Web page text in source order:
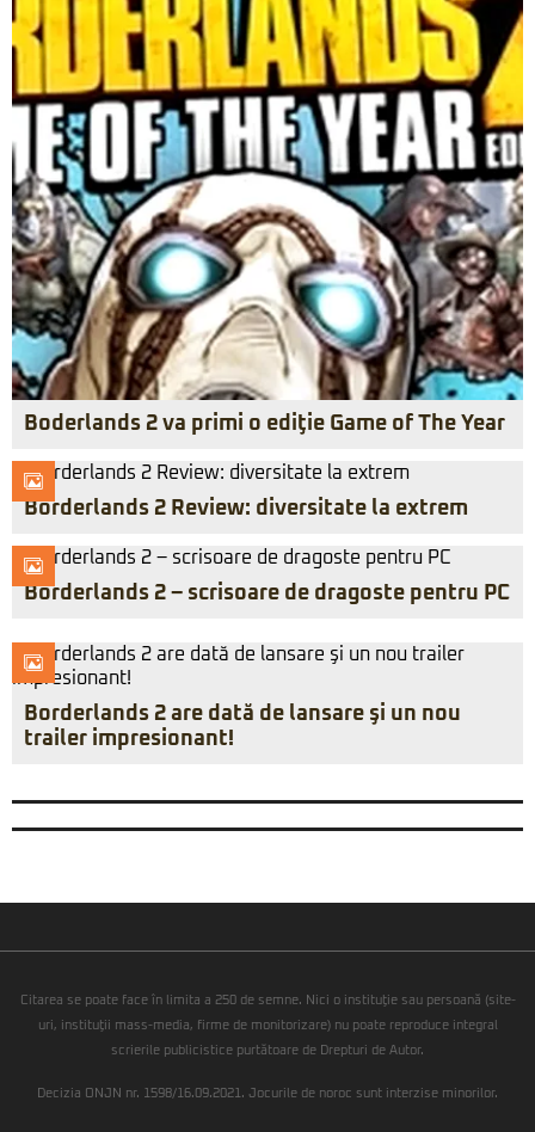
Boderlands 2 va primi o ediţie Game of The Year
Borderlands 2 Review: diversitate la extrem
Borderlands 2 – scrisoare de dragoste pentru PC
Borderlands 2 are dată de lansare şi un nou
trailer impresionant!
Citarea se poate face în limita a 250 de semne. Nici o instituţie sau persoană (site-
uri, instituţii mass-media, firme de monitorizare) nu poate reproduce integral
scrierile publicistice purtătoare de Drepturi de Autor.
Decizia ONJN nr. 1598/16.09.2021. Jocurile de noroc sunt interzise minorilor.